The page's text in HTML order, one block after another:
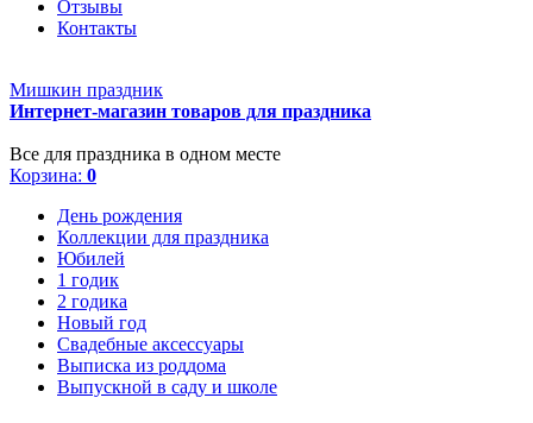
Отзывы
Контакты
Мишкин праздник
Интернет-магазин товаров для праздника
Все для праздника в одном месте
Корзина: 0
День рождения
Коллекции для праздника
Юбилей
1 годик
2 годика
Новый год
Свадебные аксессуары
Выписка из роддома
Выпускной в саду и школе